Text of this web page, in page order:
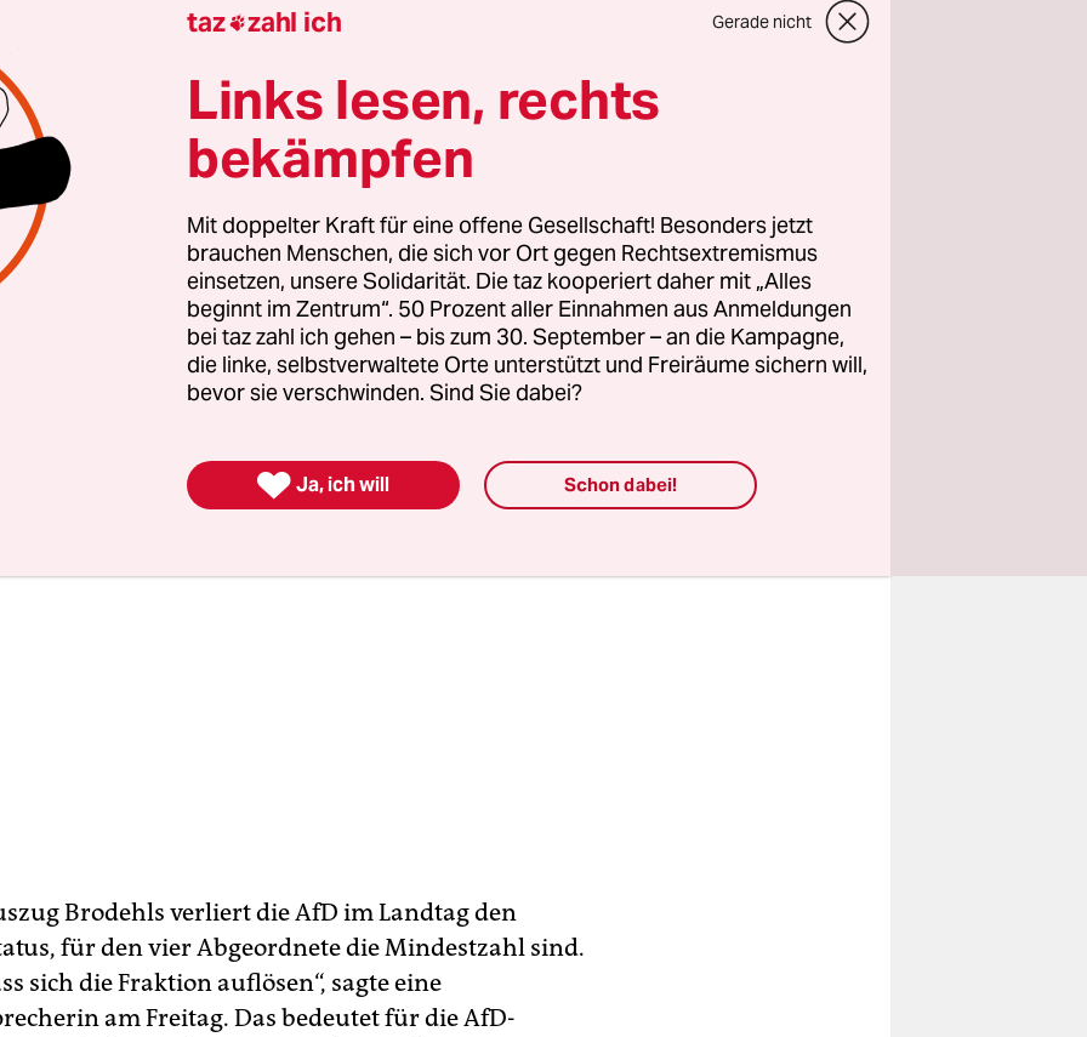
verliert. Brodehl kündigte den Schritt am Freitag
in einer Debatte um die Angebote in Ganztagsschulen
seine letzte Rede als Mitglied der Afd und der Fraktion im
sagte Brodehl in einer persönlichen Erklärung
Debattenbeitrags.
der begründete Brodehl seinen Austritt aus Partei und
mit den Entwicklungen im Landesverband Schleswig-
völkisch-nationalistischen Kräfte haben eher noch
während die bürgerlich-wertkonservativen Mitglieder
sagte Brodehl. Weil er die Entwicklung in
Holstein für „unumkehrbar“ halte, verlasse er nun die AfD.
Brodehls verliert die AfD im Landtag den
für den vier Abgeordnete die Mindestzahl sind.
sich die Fraktion auflösen“, sagte eine
am Freitag. Das bedeutet für die AfD-
taz zahl ich Gerade nicht
Links lesen, rechts
bekämpfen
Mit doppelter Kraft für eine offene Gesellschaft! Besonders jetzt
brauchen Menschen, die sich vor Ort gegen Rechtsextremismus
einsetzen, unsere Solidarität. Die taz kooperiert daher mit „Alles
beginnt im Zentrum“. 50 Prozent aller Einnahmen aus Anmeldungen
bei taz zahl ich gehen – bis zum 30. September – an die Kampagne,
die linke, selbstverwaltete Orte unterstützt und Freiräume sichern will,
bevor sie verschwinden. Sind Sie dabei?
 Ja, ich will Schon dabei!